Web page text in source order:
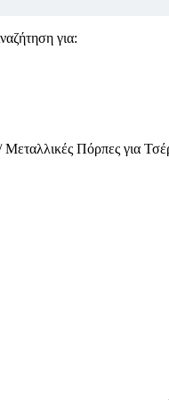
για:
Μεταλλικές Πόρπες για